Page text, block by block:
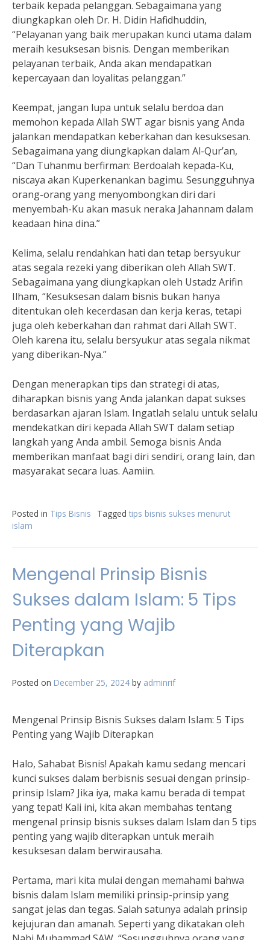
terbaik kepada pelanggan. Sebagaimana yang
diungkapkan oleh Dr. H. Didin Hafidhuddin,
“Pelayanan yang baik merupakan kunci utama dalam
meraih kesuksesan bisnis. Dengan memberikan
pelayanan terbaik, Anda akan mendapatkan
kepercayaan dan loyalitas pelanggan.”
Keempat, jangan lupa untuk selalu berdoa dan
memohon kepada Allah SWT agar bisnis yang Anda
jalankan mendapatkan keberkahan dan kesuksesan.
Sebagaimana yang diungkapkan dalam Al-Qur’an,
“Dan Tuhanmu berfirman: Berdoalah kepada-Ku,
niscaya akan Kuperkenankan bagimu. Sesungguhnya
orang-orang yang menyombongkan diri dari
menyembah-Ku akan masuk neraka Jahannam dalam
keadaan hina dina.”
Kelima, selalu rendahkan hati dan tetap bersyukur
atas segala rezeki yang diberikan oleh Allah SWT.
Sebagaimana yang diungkapkan oleh Ustadz Arifin
Ilham, “Kesuksesan dalam bisnis bukan hanya
ditentukan oleh kecerdasan dan kerja keras, tetapi
juga oleh keberkahan dan rahmat dari Allah SWT.
Oleh karena itu, selalu bersyukur atas segala nikmat
yang diberikan-Nya.”
Dengan menerapkan tips dan strategi di atas,
diharapkan bisnis yang Anda jalankan dapat sukses
berdasarkan ajaran Islam. Ingatlah selalu untuk selalu
mendekatkan diri kepada Allah SWT dalam setiap
langkah yang Anda ambil. Semoga bisnis Anda
memberikan manfaat bagi diri sendiri, orang lain, dan
masyarakat secara luas. Aamiin.
Posted in Tips Bisnis Tagged tips bisnis sukses menurut
islam
Mengenal Prinsip Bisnis
Sukses dalam Islam: 5 Tips
Penting yang Wajib
Diterapkan
Posted on December 25, 2024 by adminrif
Mengenal Prinsip Bisnis Sukses dalam Islam: 5 Tips
Penting yang Wajib Diterapkan
Halo, Sahabat Bisnis! Apakah kamu sedang mencari
kunci sukses dalam berbisnis sesuai dengan prinsip-
prinsip Islam? Jika iya, maka kamu berada di tempat
yang tepat! Kali ini, kita akan membahas tentang
mengenal prinsip bisnis sukses dalam Islam dan 5 tips
penting yang wajib diterapkan untuk meraih
kesuksesan dalam berwirausaha.
Pertama, mari kita mulai dengan memahami bahwa
bisnis dalam Islam memiliki prinsip-prinsip yang
sangat jelas dan tegas. Salah satunya adalah prinsip
kejujuran dan amanah. Seperti yang dikatakan oleh